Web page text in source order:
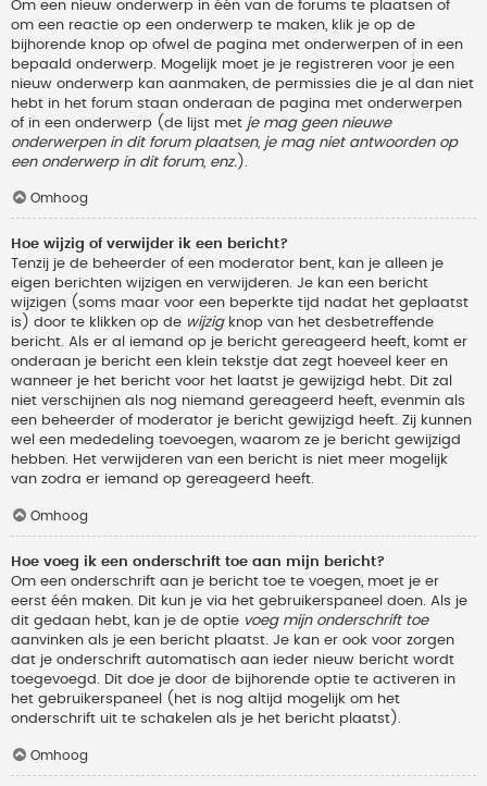
Om een nieuw onderwerp in één van de forums te plaatsen of
om een reactie op een onderwerp te maken, klik je op de
bijhorende knop op ofwel de pagina met onderwerpen of in een
bepaald onderwerp. Mogelijk moet je je registreren voor je een
nieuw onderwerp kan aanmaken, de permissies die je al dan niet
hebt in het forum staan onderaan de pagina met onderwerpen
of in een onderwerp (de lijst met je mag geen nieuwe
onderwerpen in dit forum plaatsen, je mag niet antwoorden op
een onderwerp in dit forum, enz. ).
Omhoog
Hoe wijzig of verwijder ik een bericht?
Tenzij je de beheerder of een moderator bent, kan je alleen je
eigen berichten wijzigen en verwijderen. Je kan een bericht
wijzigen (soms maar voor een beperkte tijd nadat het geplaatst
is) door te klikken op de wijzigknop van het desbetreffende
bericht. Als er al iemand op je bericht gereageerd heeft, komt er
onderaan je bericht een klein tekstje dat zegt hoeveel keer en
wanneer je het bericht voor het laatst je gewijzigd hebt. Dit zal
niet verschijnen als nog niemand gereageerd heeft, evenmin als
een beheerder of moderator je bericht gewijzigd heeft. Zij kunnen
wel een mededeling toevoegen, waarom ze je bericht gewijzigd
hebben. Het verwijderen van een bericht is niet meer mogelijk
van zodra er iemand op gereageerd heeft.
Omhoog
Hoe voeg ik een onderschrift toe aan mijn bericht?
Om een onderschrift aan je bericht toe te voegen, moet je er
eerst één maken. Dit kun je via het gebruikerspaneel doen. Als je
dit gedaan hebt, kan je de optie voeg mijn onderschrift toe
aanvinken als je een bericht plaatst. Je kan er ook voor zorgen
dat je onderschrift automatisch aan ieder nieuw bericht wordt
toegevoegd. Dit doe je door de bijhorende optie te activeren in
het gebruikerspaneel (het is nog altijd mogelijk om het
onderschrift uit te schakelen als je het bericht plaatst).
Omhoog